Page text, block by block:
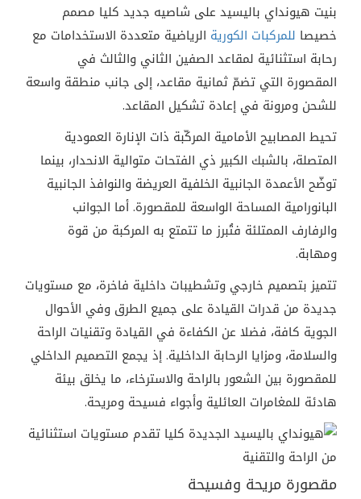
بنيت هيونداي باليسيد على شاصيه جديد كليا مصمم
خصيصا للمركبات الكورية الرياضية متعددة الاستخدامات مع
رحابة استثنائية لمقاعد الصفين الثاني والثالث في
المقصورة التي تضمّ ثمانية مقاعد، إلى جانب منطقة واسعة
للشحن ومرونة في إعادة تشكيل المقاعد.
تحيط المصابيح الأمامية المركّبة ذات الإنارة العمودية
المتصلة، بالشبك الكبير ذي الفتحات متوالية الانحدار، بينما
توضّح الأعمدة الجانبية الخلفية العريضة والنوافذ الجانبية
البانورامية المساحة الواسعة للمقصورة. أما الجوانب
والرفارف الممتلئة فتُبرز ما تتمتع به المركبة من قوة
ومهابة.
تتميز بتصميم خارجي وتشطيبات داخلية فاخرة، مع مستويات
جديدة من قدرات القيادة على جميع الطرق وفي الأحوال
الجوية كافة، فضلا عن الكفاءة في القيادة وتقنيات الراحة
والسلامة، ومزايا الرحابة الداخلية. إذ يجمع التصميم الداخلي
للمقصورة بين الشعور بالراحة والاسترخاء، ما يخلق بيئة
هادئة للمغامرات العائلية وأجواء فسيحة ومريحة.
مقصورة مريحة وفسيحة